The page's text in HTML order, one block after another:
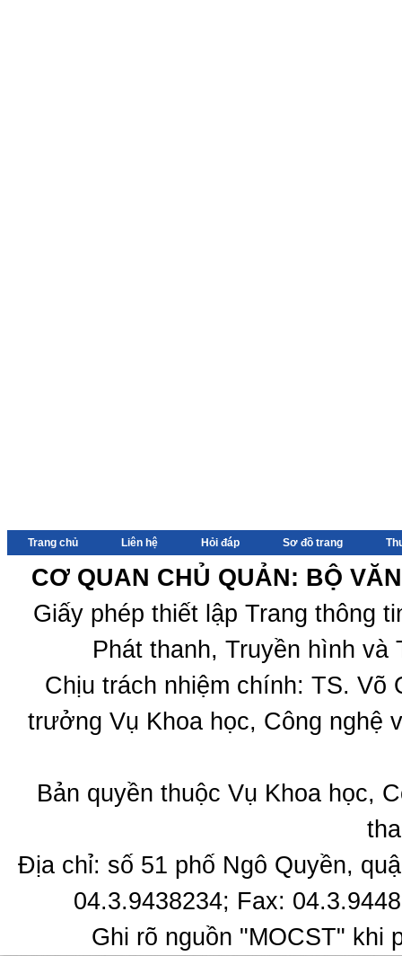
Trang chủ Liên hệ Hỏi đáp Sơ đồ trang
CƠ QUAN CHỦ QUẢN: BỘ
Giấy phép thiết lập Trang thông
Phát thanh, Truyền hình
Chịu trách nhiệm chính: TS.
trưởng Vụ Khoa học, Công nghệ
Bản quyền thuộc Vụ Khoa học,
Địa chỉ: số 51 phố Ngô Quyền,
04.3.9438234; Fax:
Ghi rõ nguồn "MOCST" khi